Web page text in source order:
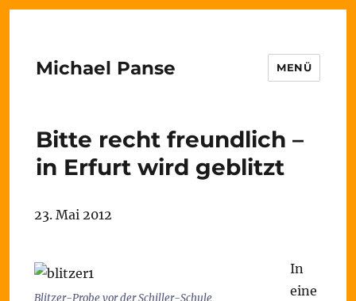
Michael Panse MENÜ
Bitte recht freundlich –
in Erfurt wird geblitzt
23. Mai 2012
Blitzer-Probe vor der Schiller-Schule
In
eine